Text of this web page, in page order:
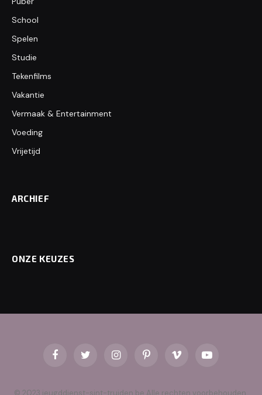
School
Spelen
Studie
Tekenfilms
Vakantie
Vermaak & Entertainment
Voeding
Vrijetijd
ARCHIEF
ONZE KEUZES
FacebookTwitter InstagramPinterestVimeo YouTube
© 2023 jeugddienst-sint-truiden.be Alle rechten voorbehouden.